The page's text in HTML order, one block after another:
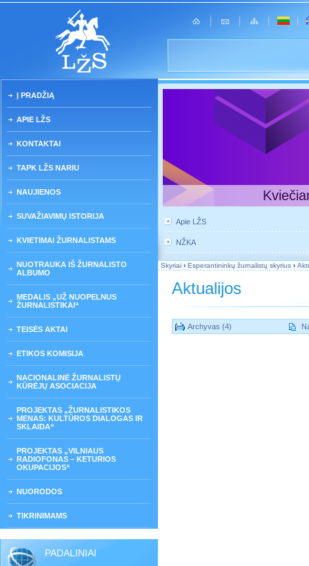
Į PRADŽIĄ
APIE LŽS
KONTAKTAI
TAPK LŽS NARIU
NAUJIENOS
SUVAŽIAVIMŲ ISTORIJA
KVIETIMAI ŽURNALISTAMS
NUOTRAUKA IŠ ŽURNALISTO
ALBUMO
MEDALIS „UŽ NUOPELNUS
ŽURNALISTIKAI“
TEISĖS AKTAI
ETIKOS KOMISIJA
NACIONALINĖ ŽURNALISTŲ
KŪRĖJŲ ASOCIACIJA
PROJEKTAS „ŽURNALISTIKOS
MENAS: KULTŪROS DIALOGAS IR
SKLAIDA“
PROJEKTAS „VILNIAUS
RADIOFONAS – KETURIOS
OKUPACIJOS“
NUORODOS
TIKRINIMAMS
PADALINIAI
Apie LŽS
NŽKA
Skyriai › Esperantininkų žurnalistų skyrius ›
Aktualijos
Archyvas (4)